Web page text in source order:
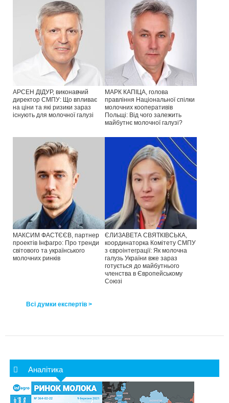
АРСЕН ДІДУР, виконавчий
директор СМПУ: Що впливає
на ціни та які ризики зараз
існують для молочної галузі
МАРК КАПІЦА, голова
правління Національної спілки
молочних кооперативів
Польщі: Від чого залежить
майбутнє молочної галузі?
МАКСИМ ФАСТЄЄВ, партнер
проектів Інфагро: Про тренди
світового та українського
молочних ринків
ЄЛИЗАВЕТА СВЯТКІВСЬКА,
координаторка Комітету СМПУ
з євроінтеграції: Як молочна
галузь України вже зараз
готується до майбутнього
членства в Європейському
Союзі
Всі думки експертів >
Аналітика